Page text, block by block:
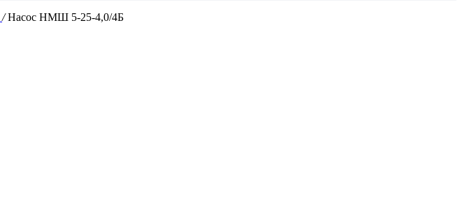
/ Насос НМШ 5-25-4,0/4Б